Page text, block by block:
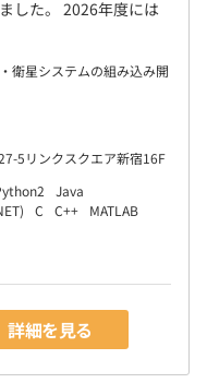
した。 2026年度には
衛星システムの組み込み開
5リンクスクエア新宿16F
Java
C C++
MATLAB
詳細を見る